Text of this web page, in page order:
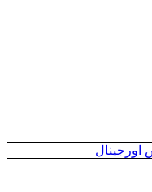
اورجینال